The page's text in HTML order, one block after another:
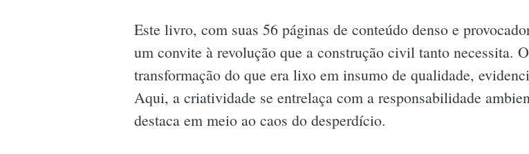
Este livro, com suas 56 páginas de conteúdo denso e
um convite à revolução que a construção civil tanto necessita.
transformação do que era lixo em insumo de qualidade,
Aqui, a criatividade se entrelaça com a responsabilidade
destaca em meio ao caos do desperdício.